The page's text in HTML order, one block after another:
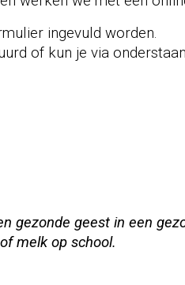
ingevuld worden.
of kun je via
gezonde geest in een
melk op school.